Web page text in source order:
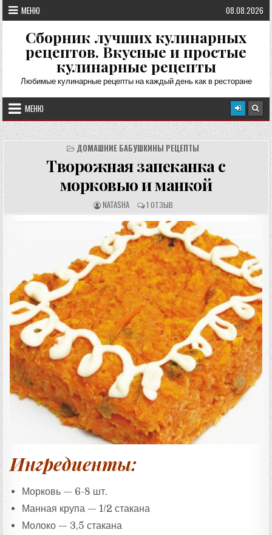
Перейти
к
содержимому
МЕНЮ 08.08.2026
Сборник лучших кулинарных
рецептов. Вкусные и простые
кулинарные рецепты
Любимые кулинарные рецепты на каждый день как в ресторане
МЕНЮ
ДОМАШНИЕ БАБУШКИНЫ РЕЦЕПТЫ
Творожная запеканка с
морковью и манкой
А
В
Т
Р
Е
Ц
Е
П
Т
А
:
NATASHA О
Т
З
Ы
В
Ы
:
1 ОТЗЫВ
Ингредиенты:
Морковь — 6-8 шт.
Манная крупа — 1/2 стакана
Молоко — 3,5 стакана